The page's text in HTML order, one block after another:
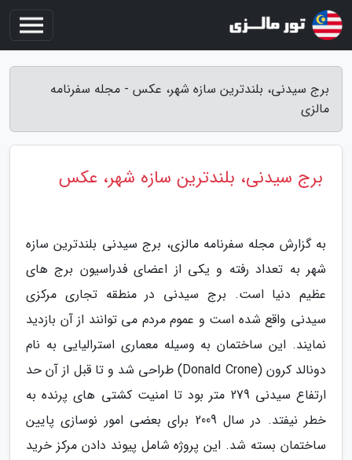
برج سیدنی، بلندترین سازه شهر، عکس - مجله سفرنامه
مالزی
برج سیدنی، بلندترین سازه شهر، عکس
به گزارش مجله سفرنامه مالزی، برج سیدنی بلندترین سازه
شهر به تعداد رفته و یکی از اعضای فدراسیون برج های
عظیم دنیا است. برج سیدنی در منطقه تجاری مرکزی
سیدنی واقع شده است و عموم مردم می توانند از آن بازدید
نمایند. این ساختمان به وسیله معماری استرالیایی به نام
دونالد کرون (Donald Crone) طراحی شد و تا قبل از آن حد
ارتفاع سیدنی 279 متر بود تا امنیت کشتی های پرنده به
خطر نیفتد. در سال 2009 برای بعضی امور نوسازی پایین
ساختمان بسته شد. این پروژه شامل پیوند دادن مرکز خرید